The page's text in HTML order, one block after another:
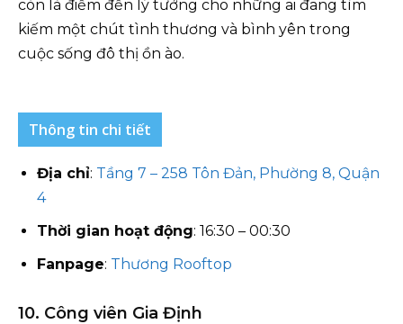
còn là điểm đến lý tưởng cho những ai đang tìm
kiếm một chút tình thương và bình yên trong
cuộc sống đô thị ồn ào.
Thông tin chi tiết
Địa chỉ: Tầng 7 – 258 Tôn Đản, Phường 8, Quận
4
Thời gian hoạt động: 16:30 – 00:30
Fanpage: Thương Rooftop
10. Công viên Gia Định